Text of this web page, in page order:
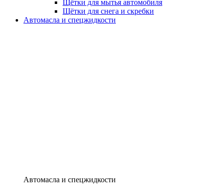
Щётки для мытья автомобиля
Щётки для снега и скребки
Автомасла и спецжидкости
Автомасла и спецжидкости